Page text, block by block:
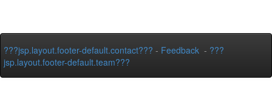
???jsp.layout.footer-default.contact??? - Feedback - ???
jsp.layout.footer-default.team???